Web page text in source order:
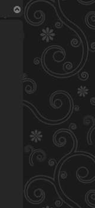
H
a